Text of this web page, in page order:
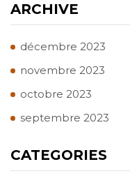
ARCHIVE
décembre 2023
novembre 2023
octobre 2023
septembre 2023
CATEGORIES